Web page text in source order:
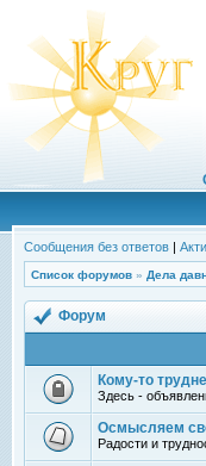
Сообщения без ответов |
Список форумов » Дела
Форум
Кому-то
Здесь -
Осмысляем
Радости и